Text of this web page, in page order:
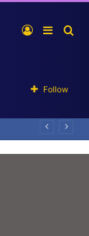
Log
In Follow